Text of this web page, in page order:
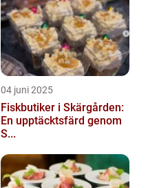
04 juni 2025
Fiskbutiker i Skärgården:
En upptäcktsfärd genom
S...